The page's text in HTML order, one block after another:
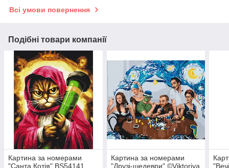
Всі умови повернення
Подібні товари компанії
Картина за номерами
"Санта Котія" BS54141,
Картина за номерами
"Друзі-шедеври" ©Viktoriya